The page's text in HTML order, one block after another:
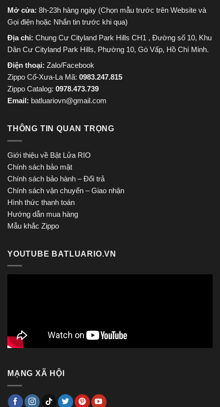
Mở cửa: 8h-23h hàng ngày (Chọn mẫu trước trên Website và
Gọi điện hoặc Nhắn tin trước khi qua)
Địa chỉ: Chung Cư Cityland Park Hills CH1 , Đường số 10, Khu
Dân Cư Cityland Park Hills, Phường 10, Gò Vấp, Hồ Chí Minh.
Điện thoại: Zalo/Facebook
Zippo Cổ-Xưa-La Mã: 0983.247.815
Zippo Catalog: 0978.473.739
Email: batluariovn@gmail.com
THÔNG TIN QUAN TRỌNG
Giới thiệu về Bật Lửa RIO
Chính sách bảo mật
Chính sách bảo hành – Đổi trả
Chính sách vận chuyển – Giao nhận
Hình thức thanh toán
Hướng dẫn mua hàng
Mẫu khắc Zippo
YOUTUBE BATLUARIO.VN
MẠNG XÃ HỘI